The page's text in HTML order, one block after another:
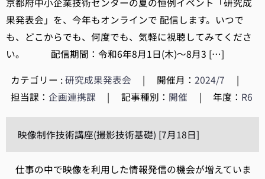
果発表会」を、今年もオンラインで 配信します。いつで
も、どこからでも、何度でも、気軽に視聴してみてくださ
い。 配信期間：令和6年8月1日(木)～8月3 […]
カテゴリー :研究成果発表会 | 開催月：2024/7
|
担当課： 企画連携課 | 記事種別： 開催 | 年度： R6
映像制作技術講座(撮影技術基礎) [7月18日]
仕事の中で映像を利用した情報発信の機会が増えていま